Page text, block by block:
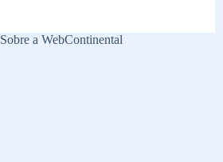
Sobre a WebContinental